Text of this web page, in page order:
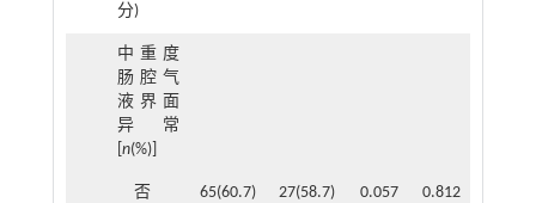
分)
中重度
肠腔气
液界面
异常
n(%)]
否 65(60.7) 27(58.7) 0.057 0.812